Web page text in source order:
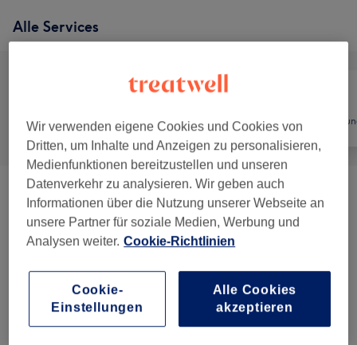
Alle Services
Alle Friseur
Herren - Haarschnitte & Stylings (4) ab 15 €
Kinder - Haarschnitte & Stylings (10)
Gesichtsbehandlungen (10 ab 50 €
Zahnaufhellung (1)
Wir verwenden eigene Cookies und Cookies von
Dritten, um Inhalte und Anzeigen zu personalisieren,
Medienfunktionen bereitzustellen und unseren
Datenverkehr zu analysieren. Wir geben auch
Informationen über die Nutzung unserer Webseite an
unsere Partner für soziale Medien, Werbung und
Analysen weiter. Cookie-Richtlinien
Cookie-
Einstellungen
Alle Cookies
akzeptieren